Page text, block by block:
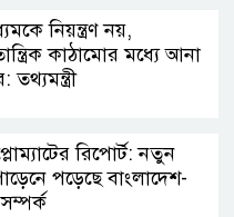
নিয়ন্ত্রণ নয়,
কাঠামোর মধ্যে আনা
রিপোর্ট: নতুন
পড়েছে বাংলাদেশ-